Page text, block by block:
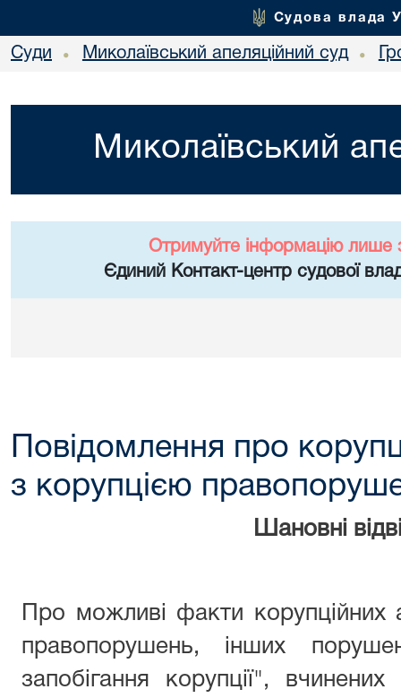
Судова влада
Суди • Миколаївський апеляційний суд •
Миколаївський
Отримуйте інформацію лише
Єдиний Контакт-центр судової
Повідомлення про
з корупцією
Шановні
Про можливі факти
правопорушень, інших
запобігання корупції", вчинених